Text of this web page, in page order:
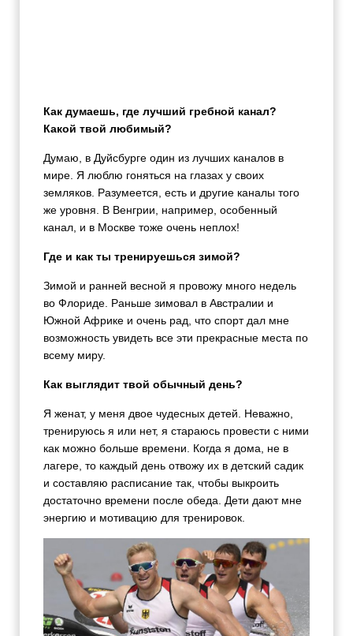
Как думаешь, где лучший гребной канал?
Какой твой любимый?
Думаю, в Дуйсбурге один из лучших каналов в
мире. Я люблю гоняться на глазах у своих
земляков. Разумеется, есть и другие каналы того
же уровня. В Венгрии, например, особенный
канал, и в Москве тоже очень неплох!
Где и как ты тренируешься зимой?
Зимой и ранней весной я провожу много недель
во Флориде. Раньше зимовал в Австралии и
Южной Африке и очень рад, что спорт дал мне
возможность увидеть все эти прекрасные места по
всему миру.
Как выглядит твой обычный день?
Я женат, у меня двое чудесных детей. Неважно,
тренируюсь я или нет, я стараюсь провести с ними
как можно больше времени. Когда я дома, не в
лагере, то каждый день отвожу их в детский садик
и составляю расписание так, чтобы выкроить
достаточно времени после обеда. Дети дают мне
энергию и мотивацию для тренировок.